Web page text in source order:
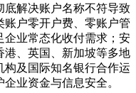
底解决账户名称不符导致
账户零开户费、零账户管
企业常态化收付需求；安
港、英国、新加坡等多地
及国际知名银行合作运
业资金与信息安全。